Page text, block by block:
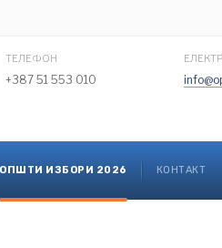
ТЕЛЕФОН
+387 51 553 010
ОПШТИ ИЗБОРИ 2026 КОНТАКТ